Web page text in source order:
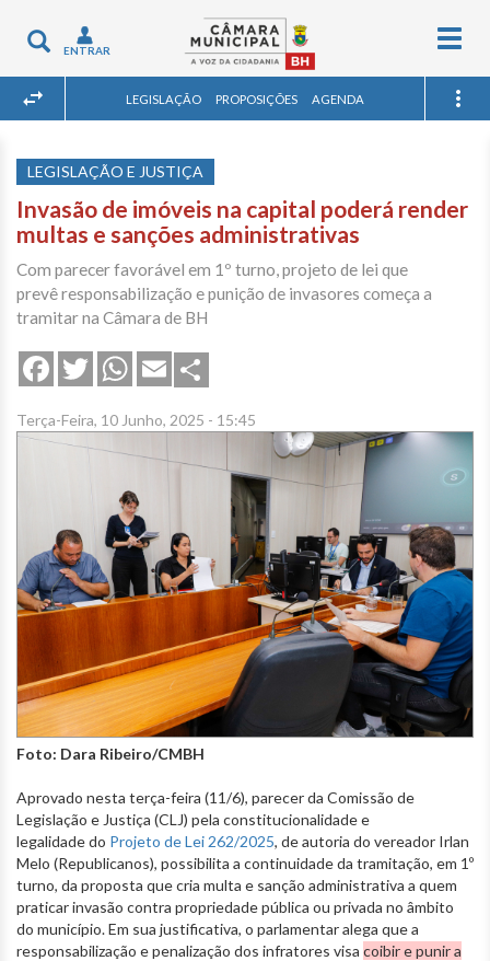
Toggle
navigation
ENTRAR
LEGISLAÇÃO PROPOSIÇÕES AGENDA
LEGISLAÇÃO E JUSTIÇA
Invasão de imóveis na capital poderá render
multas e sanções administrativas
Com parecer favorável em 1º turno, projeto de lei que
prevê responsabilização e punição de invasores começa a
tramitar na Câmara de BH
FacebookTwitterWhatsApp
Email
Terça-Feira, 10 Junho, 2025 - 15:45
Foto: Dara Ribeiro/CMBH
Aprovado nesta terça-feira (11/6), parecer da Comissão de
Legislação e Justiça (CLJ) pela constitucionalidade e
legalidade do Projeto de Lei 262/2025, de autoria do vereador Irlan
Melo (Republicanos), possibilita a continuidade da tramitação, em 1º
turno, da proposta que cria multa e sanção administrativa a quem
praticar invasão contra propriedade pública ou privada no âmbito
do município. Em sua justificativa, o parlamentar alega que a
responsabilização e penalização dos infratores visa coibir e punir a